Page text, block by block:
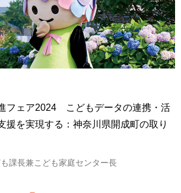
フェア2024 こどもデータの連携・活
援を実現する：神奈川県開成町の取り
課長兼こども家庭センター長